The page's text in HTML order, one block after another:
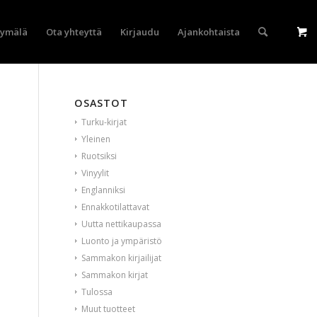
Ota yhteyttä Kirjaudu Ajankohtaista
OSASTOT
Turku-kirjat
Yleinen
Ruotsiksi
Vinyylit
Englanniksi
Ennakkotilattavat
Uutta nettikaupassa
Luonto ja ympäristö
Sammakon kirjailijat
Sammakon kirjat
Tulossa
Muut tuotteet